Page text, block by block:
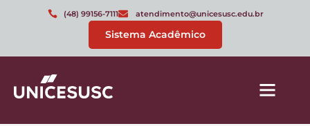
(48) 99156-7111 atendimento@unicesusc.edu.br
Sistema Acadêmico